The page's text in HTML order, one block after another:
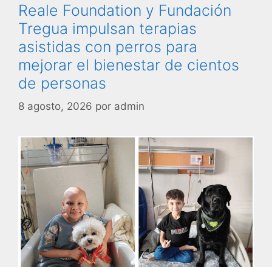
Reale Foundation y Fundación
Tregua impulsan terapias
asistidas con perros para
mejorar el bienestar de cientos
de personas
8 agosto, 2026 por admin